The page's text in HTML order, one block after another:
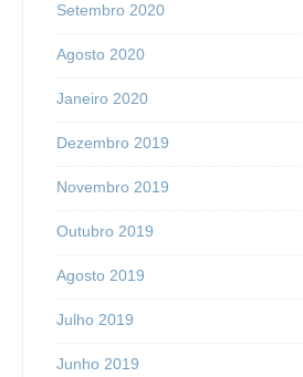
Setembro 2020
Agosto 2020
Janeiro 2020
Dezembro 2019
Novembro 2019
Outubro 2019
Agosto 2019
Julho 2019
Junho 2019